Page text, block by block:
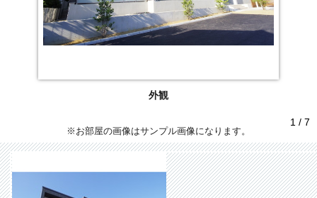
外観
1 / 7
※お部屋の画像はサンプル画像になります。